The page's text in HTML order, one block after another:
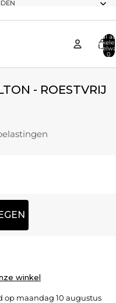
Totaal
0
- ROESTVRIJ
winkel
op maandag 10 augustus